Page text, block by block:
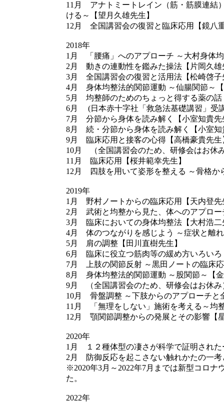
11月 アナトミートレイン（筋・筋膜連結
ける～【望月久雄先生】
12月 全国講習会の復習と臨床応用【鏡八
2018年
1月 「腰痛」へのアプローチ ～大村身体
2月 動きの連動性を鑑みた操法【片岡久雄
3月 全国講習会の復習と活用法【松崎啓子
4月 身体均整法的関節運動 ～仙腸関節～
5月 均整師のためのちょっと得する薬の話
6月 (日本赤十字社「救急法基礎講習」受
7月 分節から身体を読み解く【小室知貴
8月 続・分節から身体を読み解く【小室
9月 臨床応用と接客の心得【高橋豪貴先生
10月 （全国講習会のため、研修会はお休
11月 臨床応用【桜井範幸先生】
12月 四肢を用いて姿形を整える ～骨格か
2019年
1月 野村ノートからの臨床応用【天内登先
2月 武術と均整から見た、体へのアプロー
3月 臨床においての身体均整法【大村浩二
4月 体のつながりを感じよう ～症状と離
5月 肩の調整【田川直樹先生】
6月 臨床に役立つ筋肉等の緩め方いろいろ
7月 上肢の関節反射 ～黒田ノートの臨床
8月 身体均整法的関節運動 ～股関節～【
9月 （全国講習会のため、研修会はお休み
10月 骨盤調整 ～下肢からのアプローチと
11月 「無理をしない」施術を考える～均
12月 顎関節調整からの発展とその影響【
2020年
1月 １２種体型の凄さが科学で証明され
2月 防御反応を起こさない触れかたの一
※2020年3月～2022年7月までは新型コロナ
た。
2022年